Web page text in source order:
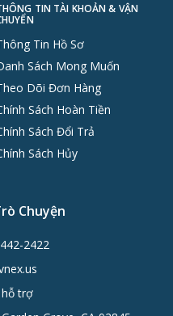
TIN TÀI KHOẢN & VẬN
Tin Hồ Sơ
Sách Mong Muốn
Dõi Đơn Hàng
Sách Hoàn Tiền
Sách Đổi Trả
Sách Hủy
Chuyện
2422
hỗ trợ